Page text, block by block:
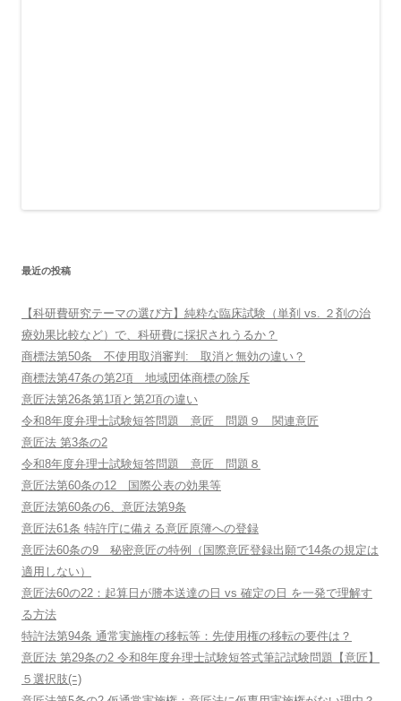
最近の投稿
【科研費研究テーマの選び方】純粋な臨床試験（単剤 vs. ２剤の治
療効果比較など）で、科研費に採択されうるか？
商標法第50条 不使用取消審判: 取消と無効の違い？
商標法第47条の第2項 地域団体商標の除斥
意匠法第26条第1項と第2項の違い
令和8年度弁理士試験短答問題 意匠 問題９ 関連意匠
意匠法 第3条の2
令和8年度弁理士試験短答問題 意匠 問題８
意匠法第60条の12 国際公表の効果等
意匠法第60条の6、意匠法第9条
意匠法61条 特許庁に備える意匠原簿への登録
意匠法60条の9 秘密意匠の特例（国際意匠登録出願で14条の規定は
適用しない）
意匠法60の22：起算日が謄本送達の日 vs 確定の日 を一発で理解す
る方法
特許法第94条 通常実施権の移転等：先使用権の移転の要件は？
意匠法 第29条の2 令和8年度弁理士試験短答式筆記試験問題【意匠】
５選択肢(ﾆ)